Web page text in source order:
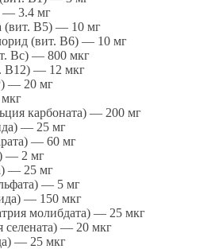
— 3.4 мг
(вит. В5) — 10 мг
(вит. В6) — 10 мг
Bc) — 800 мкг
B12) — 12 мкг
— 20 мг
карбоната) — 200 мг
— 25 мг
— 60 мг
— 2 мг
— 25 мг
— 5 мг
— 150 мкг
молибдата) — 25 мкг
селената) — 20 мкг
— 25 мкг